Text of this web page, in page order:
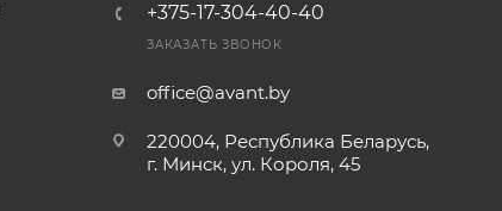
+375-17-304-40-40
ЗАКАЗАТЬ ЗВОНОК
office@avant.by
220004, Республика Беларусь,
г. Минск, ул. Короля, 45